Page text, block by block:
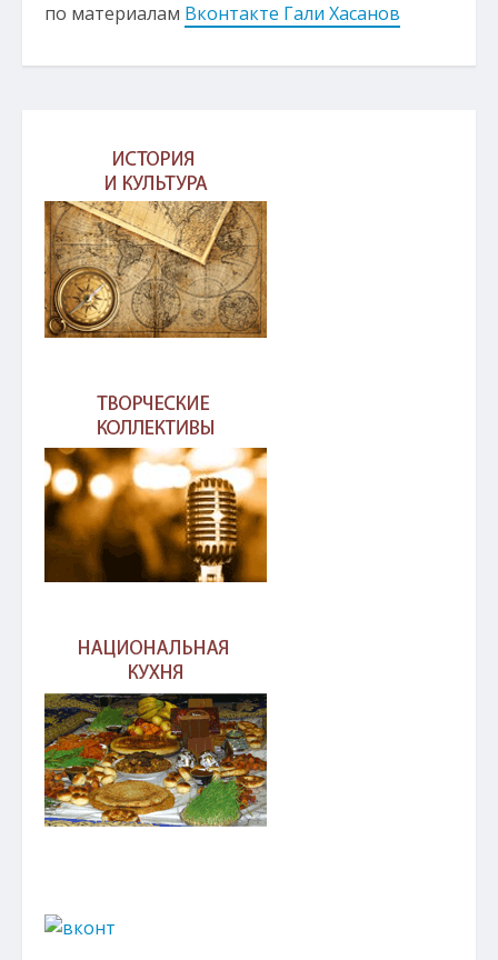
по материалам Вконтакте Гали Хасанов